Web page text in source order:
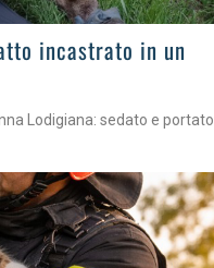
incastrato in un
Lodigiana: sedato e portato